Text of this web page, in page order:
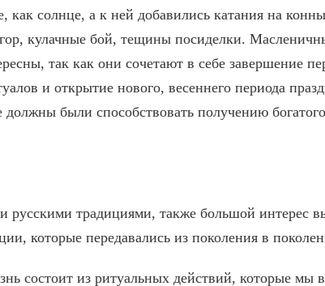
как солнце, а к ней добавились катания на
кулачные бой, тещины посиделки.
так как они сочетают в себе завершение
и открытие нового, весеннего периода
должны были способствовать получению
русскими традициями, также большой интерес
которые передавались из поколения в
состоит из ритуальных действий, которые мы